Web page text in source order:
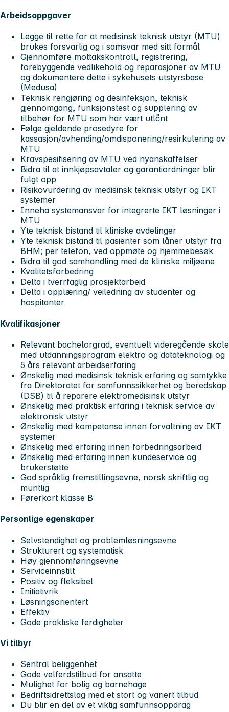
Arbeidsoppgaver
Legge til rette for at medisinsk teknisk utstyr (MTU)
brukes forsvarlig og i samsvar med sitt formål
Gjennomføre mottakskontroll, registrering,
forebyggende vedlikehold og reparasjoner av MTU
og dokumentere dette i sykehusets utstyrsbase
(Medusa)
Teknisk rengjøring og desinfeksjon, teknisk
gjennomgang, funksjonstest og supplering av
tilbehør for MTU som har vært utlånt
Følge gjeldende prosedyre for
kassasjon/avhending/omdisponering/resirkulering av
MTU
Kravspesifisering av MTU ved nyanskaffelser
Bidra til at innkjøpsavtaler og garantiordninger blir
fulgt opp
Risikovurdering av medisinsk teknisk utstyr og IKT
systemer
Inneha systemansvar for integrerte IKT løsninger i
MTU
Yte teknisk bistand til kliniske avdelinger
Yte teknisk bistand til pasienter som låner utstyr fra
BHM; per telefon, ved oppmøte og hjemmebesøk
Bidra til god samhandling med de kliniske miljøene
Kvalitetsforbedring
Delta i tverrfaglig prosjektarbeid
Delta i opplæring/ veiledning av studenter og
hospitanter
Kvalifikasjoner
Relevant bachelorgrad, eventuelt videregående skole
med utdanningsprogram elektro og datateknologi og
5 års relevant arbeidserfaring
Ønskelig med medisinsk teknisk erfaring og samtykke
fra Direktoratet for samfunnssikkerhet og beredskap
(DSB) til å reparere elektromedisinsk utstyr
Ønskelig med praktisk erfaring i teknisk service av
elektronisk utstyr
Ønskelig med kompetanse innen forvaltning av IKT
systemer
Ønskelig med erfaring innen forbedringsarbeid
Ønskelig med erfaring innen kundeservice og
brukerstøtte
God språklig fremstillingsevne, norsk skriftlig og
muntlig
Førerkort klasse B
Personlige egenskaper
Selvstendighet og problemløsningsevne
Strukturert og systematisk
Høy gjennomføringsevne
Serviceinnstilt
Positiv og fleksibel
Initiativrik
Løsningsorientert
Effektiv
Gode praktiske ferdigheter
Vi tilbyr
Sentral beliggenhet
Gode velferdstilbud for ansatte
Mulighet for bolig og barnehage
Bedriftsidrettslag med et stort og variert tilbud
Du blir en del av et viktig samfunnsoppdrag